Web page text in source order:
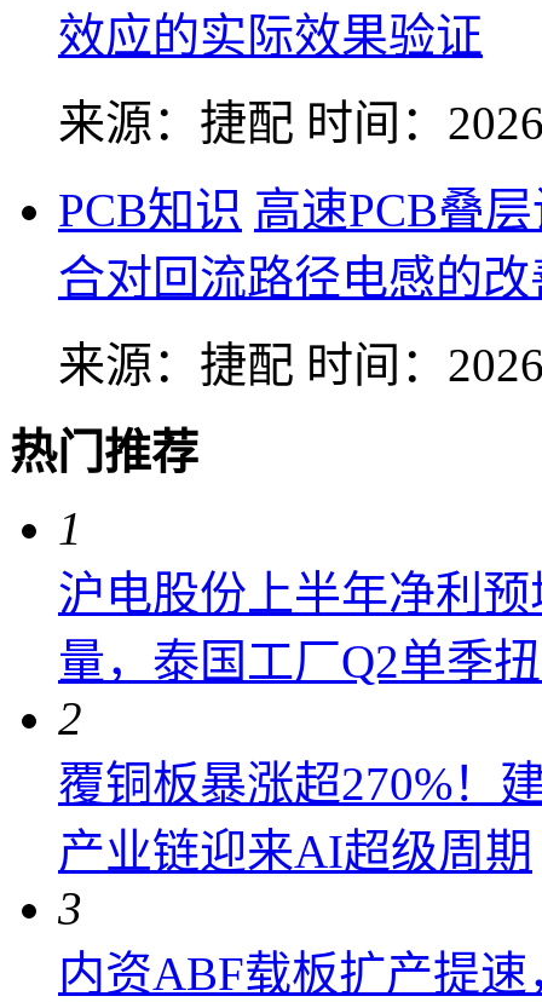
效应的实际效果验证
来源：捷配 时间：
PCB知识 高速PCB叠
合对回流路径电感的改
来源：捷配 时间：
热门推荐
1
沪电股份上半年净利
量，泰国工厂Q2单季
2
覆铜板暴涨超270%！
产业链迎来AI超级周期
3
内资ABF载板扩产提